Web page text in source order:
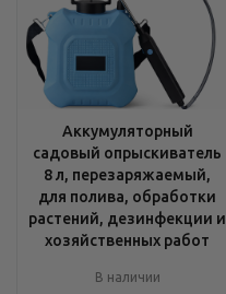
Аккумуляторный
садовый опрыскиватель
8 л, перезаряжаемый,
для полива, обработки
растений, дезинфекции и
хозяйственных работ
В наличии